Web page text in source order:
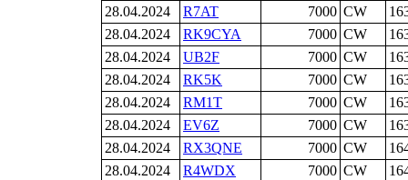
28.04.2024
R7AT 7000 CW
28.04.2024
RK9CYA 7000 CW
28.04.2024
UB2F 7000 CW
28.04.2024
RK5K 7000 CW
28.04.2024
RM1T 7000 CW
28.04.2024
EV6Z 7000 CW
28.04.2024
RX3QNE 7000 CW
28.04.2024
R4WDX 7000 CW